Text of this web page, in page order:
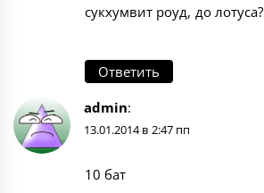
сукхумвит роуд, до лотуса?
Ответить
admin:
13.01.2014 в 2:47 пп
10 бат